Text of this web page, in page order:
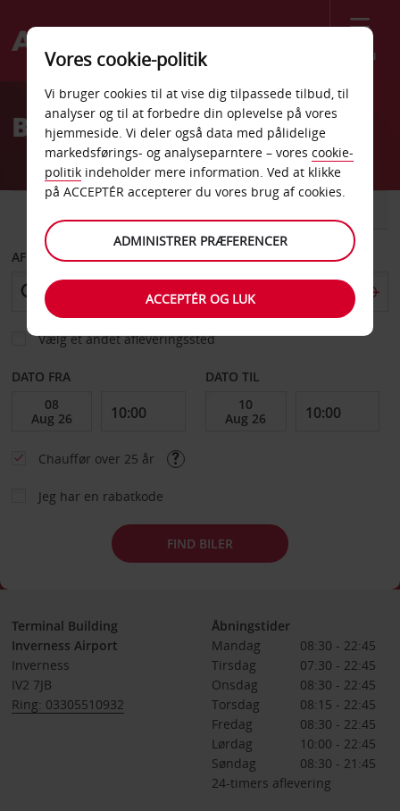
Menu
Welcome
AvisBilleje Inverness Lufthavn
AFHENT FRA
Vælg et andet afleveringssted
DATO FRA DATO TIL
Chauffør over 25 år
Jeg har en rabatkode
FIND BILER
Terminal Building
Inverness Airport
Inverness
IV2 7JB
Ring: 03305510932
Åbningstider
Mandag
08:30 - 22:45
Tirsdag
07:30 - 22:45
Onsdag
08:30 - 22:45
Torsdag
08:15 - 22:45
Fredag
08:30 - 22:45
Lørdag
10:00 - 22:45
Søndag
08:30 - 21:45
24-timers aflevering
Vores cookie-politik
Vi bruger cookies til at vise dig tilpassede tilbud, til
analyser og til at forbedre din oplevelse på vores
hjemmeside. Vi deler også data med pålidelige
markedsførings- og analyseparntere – vores cookie-
politik indeholder mere information. Ved at klikke
på ACCEPTÉR accepterer du vores brug af cookies.
ADMINISTRER PRÆFERENCER
ACCEPTÉR OG LUK